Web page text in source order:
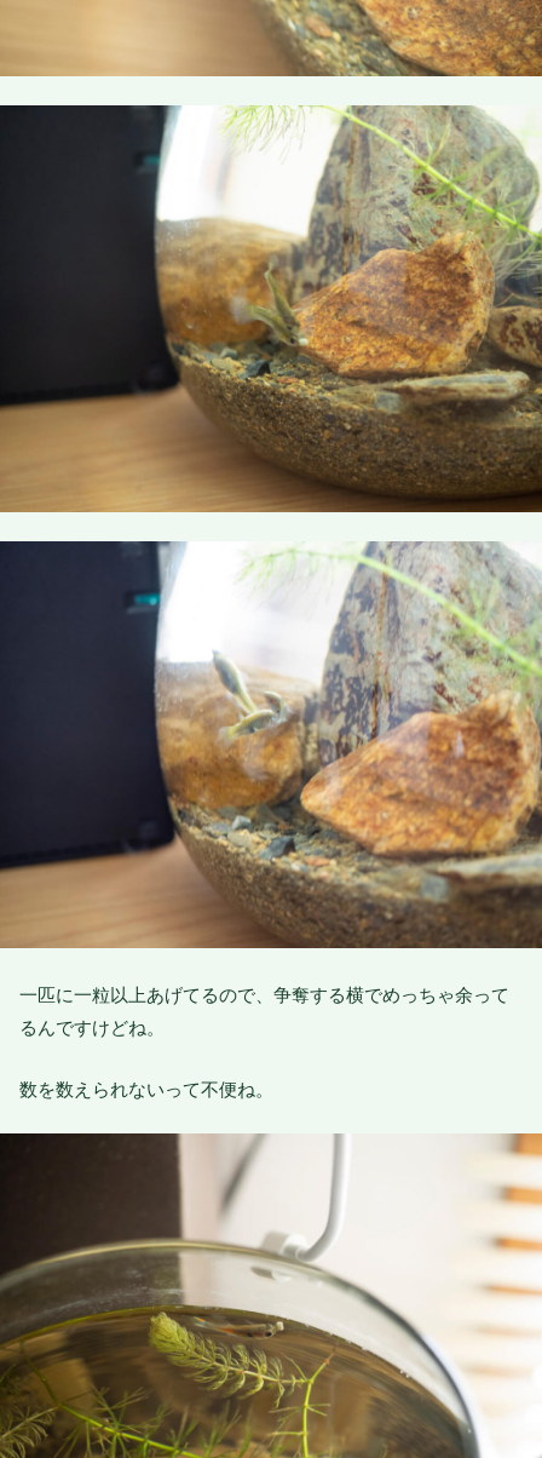
一匹に一粒以上あげてるので、争奪する横でめっちゃ余って
るんですけどね。
数を数えられないって不便ね。